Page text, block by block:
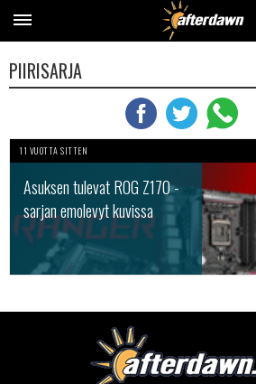
PIIRISARJA
11 VUOTTA SITTEN
Asuksen tulevat ROG Z170 -
sarjan emolevyt kuvissa